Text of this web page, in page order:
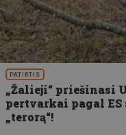
PATIRTIS
„Žalieji“ priešinasi
pertvarkai pagal
„terorą“!